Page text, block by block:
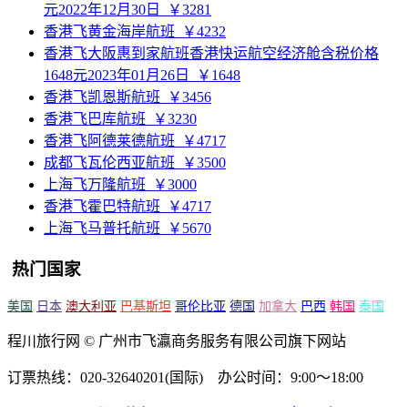
元2022年12月30日
￥3281
香港飞黄金海岸航班
￥4232
香港飞大阪惠到家航班香港快运航空经济舱含税价格
1648元2023年01月26日
￥1648
香港飞凯恩斯航班
￥3456
香港飞巴库航班
￥3230
香港飞阿德莱德航班
￥4717
成都飞瓦伦西亚航班
￥3500
上海飞万隆航班
￥3000
香港飞霍巴特航班
￥4717
上海飞马普托航班
￥5670
热门国家
美国 日本 澳大利亚 巴基斯坦 哥伦比亚 德国 加拿大 巴西 韩国 泰国
程川旅行网 © 广州市飞瀛商务服务有限公司旗下网站
订票热线：020-32640201(国际) 办公时间：9:00～18:00